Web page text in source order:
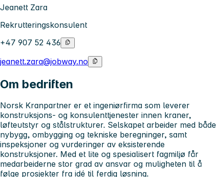
Jeanett Zara
Rekrutteringskonsulent
+47 907 52 436
jeanett.zara@jobway.no
Om bedriften
Norsk Kranpartner er et ingeniørfirma som leverer
konstruksjons- og konsulenttjenester innen kraner,
løfteutstyr og stålstrukturer. Selskapet arbeider med både
nybygg, ombygging og tekniske beregninger, samt
inspeksjoner og vurderinger av eksisterende
konstruksjoner. Med et lite og spesialisert fagmiljø får
medarbeiderne stor grad av ansvar og muligheten til å
følge prosjekter fra idé til ferdig løsning.